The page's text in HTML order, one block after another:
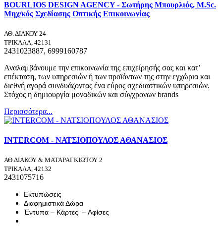
BOURLIOS DESIGN AGENCY - Σωτήρης Μπουρλιός, M.Sc.
Μηχ/κός Σχεδίασης Οπτικής Επικοινωνίας
ΑΘ. ΔΙΑΚΟΥ 24
ΤΡΙΚΑΛΑ, 42131
2431023887, 6999160787
Αναλαμβάνουμε την επικοινωνία της επιχείρησής σας και κατ’
επέκταση, των υπηρεσιών ή των προϊόντων της στην εγχώρια και
διεθνή αγορά συνδυάζοντας ένα εύρος σχεδιαστικών υπηρεσιών.
Στόχος η δημιουργία μοναδικών και σύγχρονων brands
Περισσότερα...
INTERCOM - ΝΑΤΣΙΟΠΟΥΛΟΣ ΑΘΑΝΑΣΙΟΣ
ΑΘ.ΔΙΑΚΟΥ & ΜΑΤΑΡΑΓΚΙΩΤΟΥ 2
ΤΡΙΚΑΛΑ, 42132
2431075716
Εκτυπώσεις
Διαφημιστικά Δώρα
Έντυπα – Κάρτες – Αφίσες